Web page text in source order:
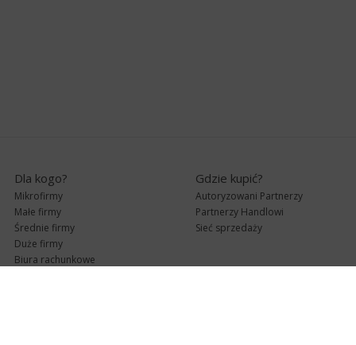
Dla kogo?
Mikrofirmy
Małe firmy
Średnie firmy
Duże firmy
Biura rachunkowe
Gdzie kupić?
Autoryzowani Partnerzy
Partnerzy Handlowi
Sieć sprzedaży